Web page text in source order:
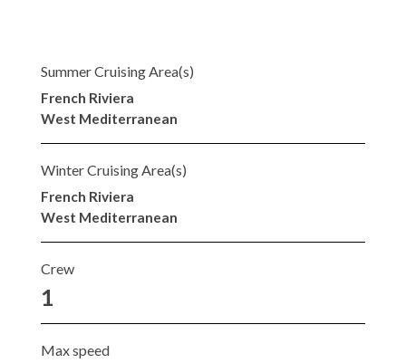
Summer Cruising Area(s)
French Riviera
West Mediterranean
Winter Cruising Area(s)
French Riviera
West Mediterranean
Crew
1
Max speed